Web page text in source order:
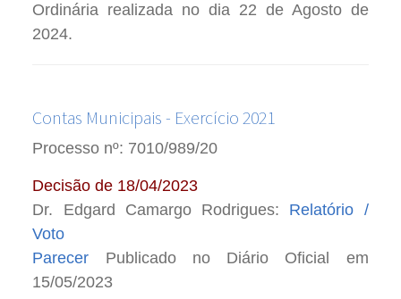
Ordinária realizada no dia 22 de Agosto de
2024.
Contas Municipais - Exercício 2021
Processo nº: 7010/989/20
Decisão de 18/04/2023
Dr. Edgard Camargo Rodrigues: Relatório /
Voto
Parecer Publicado no Diário Oficial em
15/05/2023